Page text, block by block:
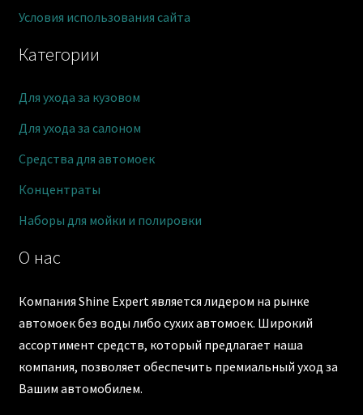
О нас
Компания Shine Expert является лидером на рынке
автомоек без воды либо сухих автомоек. Широкий
ассортимент средств, который предлагает наша
компания, позволяет обеспечить премиальный уход за
Вашим автомобилем.
Категории
Для ухода за кузовом
Для ухода за салоном
Средства для автомоек
Концентраты
Наборы для мойки и полировки
Условия использования сайта